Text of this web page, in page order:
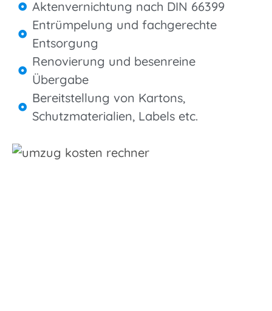
Aktenvernichtung nach DIN 66399
Entrümpelung und fachgerechte
Entsorgung
Renovierung und besenreine
Übergabe
Bereitstellung von Kartons,
Schutzmaterialien, Labels etc.